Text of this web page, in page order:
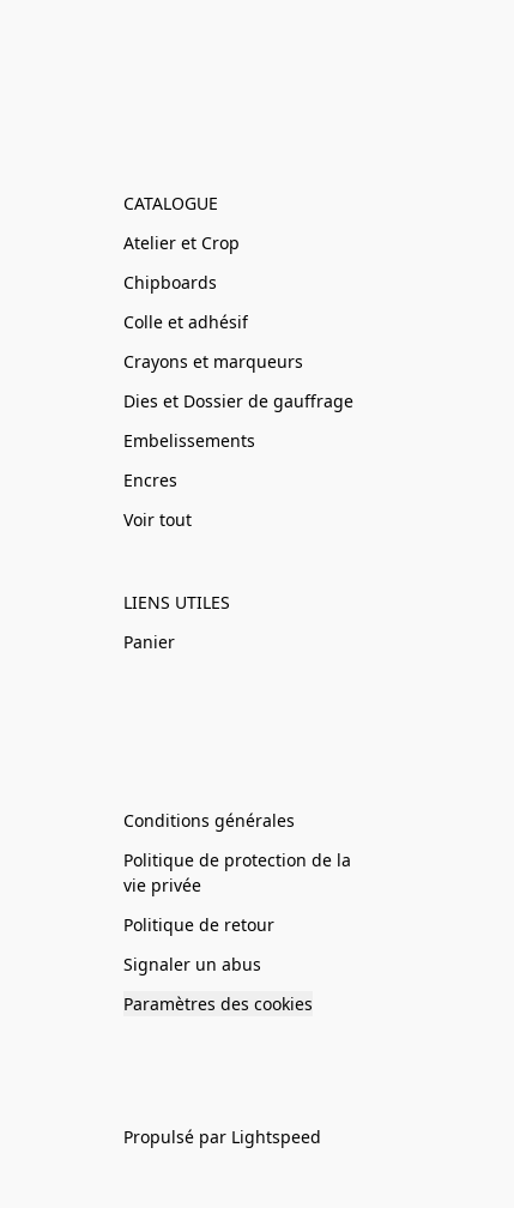
CATALOGUE
Atelier et Crop
Chipboards
Colle et adhésif
Crayons et marqueurs
Dies et Dossier de gauffrage
Embelissements
Encres
Voir tout
LIENS UTILES
Panier
Conditions générales
Politique de protection de la
vie privée
Politique de retour
Signaler un abus
Paramètres des cookies
Propulsé par Lightspeed